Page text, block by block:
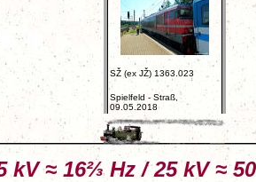
SŽ (ex JŽ) 1363.023
Spielfeld - Straß,
09.05.2018
kV ≈ 16⅔ Hz / 25 kV ≈